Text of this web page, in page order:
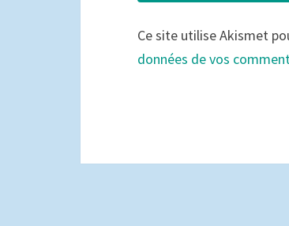
Ce site utilise Akismet
données de vos